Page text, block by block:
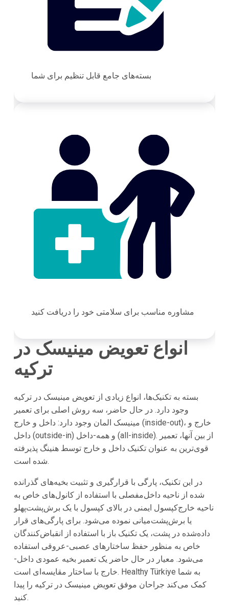
بسته‌های جامع قابل تنظیم برای شما
مشاوره مناسب برای سلامتی خود را دریافت کنید
انواع تعویض مینیسک در
ترکیه
بسته به تکنیک‌ها، انواع زیادی از تعویض مینیسک در ترکیه
وجود دارد. در حال حاضر، سه روش اصلی برای تعمیر
مینیسک المان وجود دارد: داخل و خارج (inside-out)، خارج و
داخل (outside-in) و همه-داخل (all-inside). از بین آنها، تعمیر
قوی‌ترین به عنوان تکنیک داخل و خارج توسط هنینگ پذیرفته
شده است.
در این تکنیک، پارگی با قرارگیری و تثبیت بخیه‌های گذرانده
شده از ناحیه داخل‌مفصلی با استفاده از کانول‌های خاص به
ناحیه خارج‌کپسول ایمنی در بالای کپسول با یک برش‌پشت‌پهلو
یا برش‌پشت‌میانی نموده می‌شود. برای پارگی‌های قرار
داده‌شده در پشت، یک تکنیک باز با استفاده از انقباض‌کنندگان
خاص به منظور حفظ ساختارهای عصبی-عروقی استفاده
می‌شود. معیار در حال حاضر یک تعمیر بخیه عمودی داخل-
خارج با ساختار مقایسه‌ای است. Healthy Türkiye به شما
کمک می‌کند جراحان موفق تعویض مینیسک در ترکیه را پیدا
کنید.